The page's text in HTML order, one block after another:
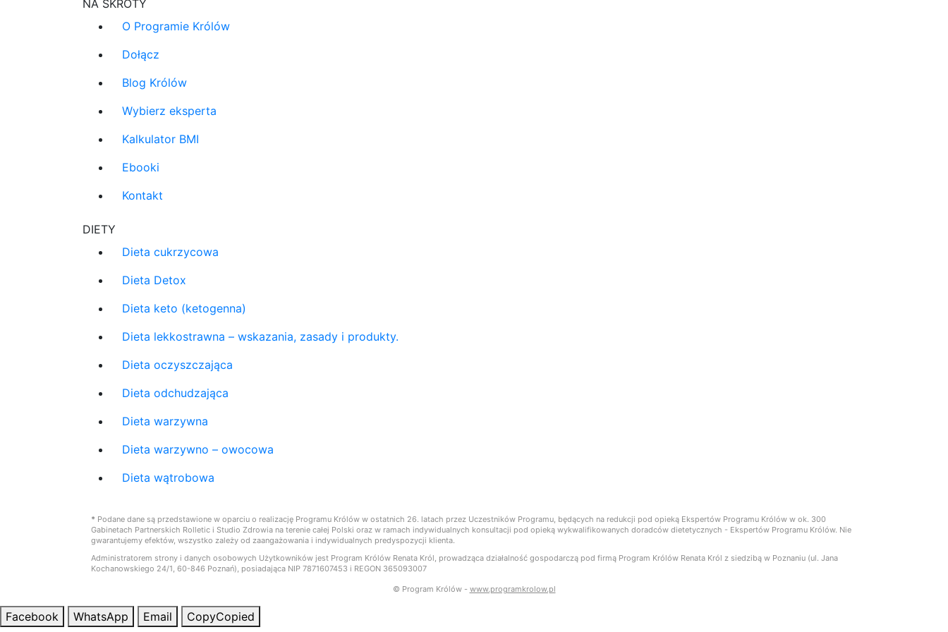
NA SKRÓTY
O Programie Królów
Dołącz
Blog Królów
Wybierz eksperta
Kalkulator BMI
Ebooki
Kontakt
DIETY
Dieta cukrzycowa
Dieta Detox
Dieta keto (ketogenna)
Dieta lekkostrawna – wskazania, zasady i produkty.
Dieta oczyszczająca
Dieta odchudzająca
Dieta warzywna
Dieta warzywno – owocowa
Dieta wątrobowa
* Podane dane są przedstawione w oparciu o realizację Programu Królów w ostatnich 26. latach przez Uczestników Programu, będących na redukcji pod opieką Ekspertów Programu Królów w ok. 300
Gabinetach Partnerskich Rolletic i Studio Zdrowia na terenie całej Polski oraz w ramach indywidualnych konsultacji pod opieką wykwalifikowanych doradców dietetycznych - Ekspertów Programu Królów. Nie
gwarantujemy efektów, wszystko zależy od zaangażowania i indywidualnych predyspozycji klienta.
Administratorem strony i danych osobowych Użytkowników jest Program Królów Renata Król, prowadząca działalność gospodarczą pod firmą Program Królów Renata Król z siedzibą w Poznaniu (ul. Jana
Kochanowskiego 24/1, 60-846 Poznań), posiadająca NIP 7871607453 i REGON 365093007
© Program Królów - www.programkrolow.pl
Facebook WhatsApp Email CopyCopied